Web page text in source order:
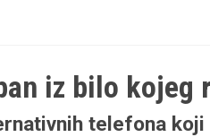
iz bilo kojeg
telefona koji